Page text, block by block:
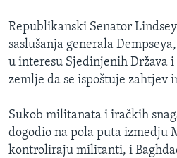
Republikanski Senator
saslušanja generala
u interesu Sjedinjenih Država
zemlje da se ispoštuje zahtjev
Sukob militanata i iračkih
dogodio na pola puta izmedju
kontroliraju militanti, i